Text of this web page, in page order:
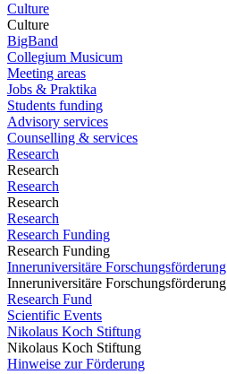
Culture
Culture
BigBand
Collegium Musicum
Meeting areas
Jobs & Praktika
Students funding
Advisory services
Counselling & services
Research
Research
Research
Research
Research
Research Funding
Research Funding
Inneruniversitäre Forschungsförderung
Inneruniversitäre Forschungsförderung
Research Fund
Scientific Events
Nikolaus Koch Stiftung
Nikolaus Koch Stiftung
Hinweise zur Förderung